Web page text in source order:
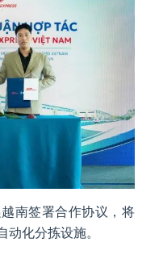
南签署合作协议，将
动化分拣设施。